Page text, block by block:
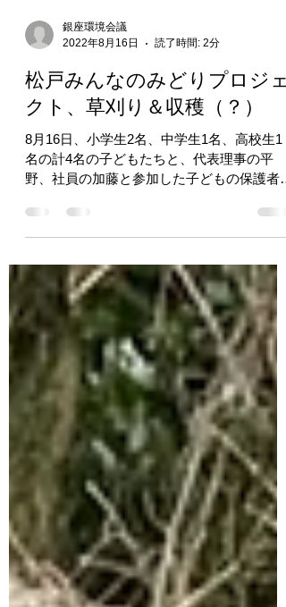
銀座環境会議
2022年8月16日
読了時間: 2分
松戸みんなのみどりプロジェ
クト、草刈り＆収穫（？）
8月16日、小学生2名、中学生1名、高校生1
名の計4名の子どもたちと、代表理事の平
モン2本を植樹し、8月に草刈りをし、22年3
月にも草刈りをした山武市のとある場所に草
刈りに行ってきました。...